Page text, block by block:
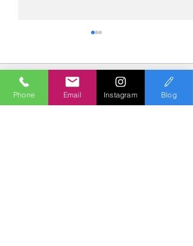
コメント
Phone Email Instagram Blog